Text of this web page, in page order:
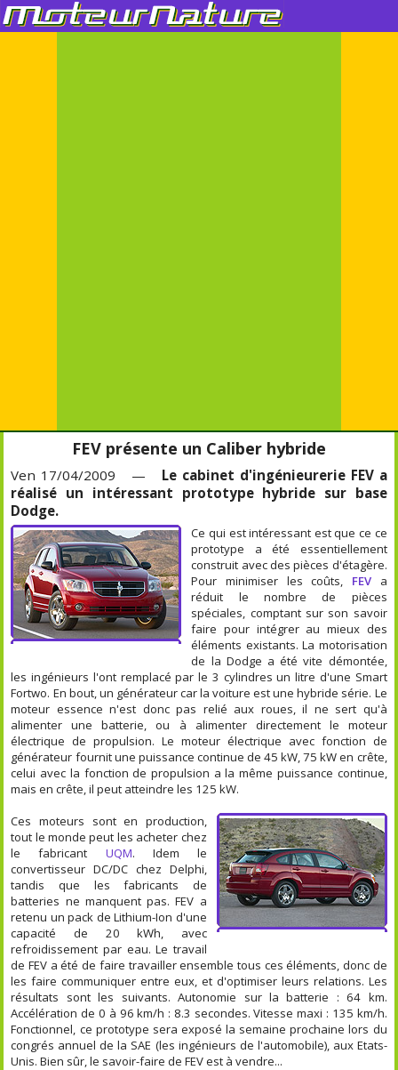
FEV présente un Caliber hybride
Ven 17/04/2009 — Le cabinet d'ingénieurerie FEV a
réalisé un intéressant prototype hybride sur base
Dodge.
Ce qui est intéressant est que ce ce
prototype a été essentiellement
construit avec des pièces d'étagère.
Pour minimiser les coûts, FEVa
réduit le nombre de pièces
spéciales, comptant sur son savoir
faire pour intégrer au mieux des
éléments existants. La motorisation
de la Dodge a été vite démontée,
les ingénieurs l'ont remplacé par le 3 cylindres un litre d'une Smart
Fortwo. En bout, un générateur car la voiture est une hybride série. Le
moteur essence n'est donc pas relié aux roues, il ne sert qu'à
alimenter une batterie, ou à alimenter directement le moteur
électrique de propulsion. Le moteur électrique avec fonction de
générateur fournit une puissance continue de 45 kW, 75 kW en crête,
celui avec la fonction de propulsion a la même puissance continue,
mais en crête, il peut atteindre les 125 kW.
Ces moteurs sont en production,
tout le monde peut les acheter chez
le fabricant UQM. Idem le
convertisseur DC/DC chez Delphi,
tandis que les fabricants de
batteries ne manquent pas. FEV a
retenu un pack de Lithium-Ion d'une
capacité de 20 kWh, avec
refroidissement par eau. Le travail
de FEV a été de faire travailler ensemble tous ces éléments, donc de
les faire communiquer entre eux, et d'optimiser leurs relations. Les
résultats sont les suivants. Autonomie sur la batterie : 64 km.
Accélération de 0 à 96 km/h : 8.3 secondes. Vitesse maxi : 135 km/h.
Fonctionnel, ce prototype sera exposé la semaine prochaine lors du
congrés annuel de la SAE (les ingénieurs de l'automobile), aux Etats-
Unis. Bien sûr, le savoir-faire de FEV est à vendre...